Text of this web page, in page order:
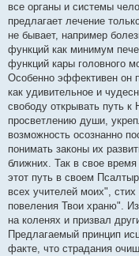
все органы и системы
предлагает лечение
не бывает, например
функций как минимум
функций кары головного
Особенно эффективен он
как удивительное и
свободу открывать путь
просветлению души,
возможность осознанно
понимать законы их
ближних. Так в свое
этот путь в своем
всех учителей моих",
повеления Твои храню".
на коленях и призвал
Предлагаемый принцип
факте, что страдания